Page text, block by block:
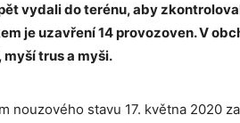
vydali do terénu, aby
je uzavření 14 provozoven. V
myší trus a myši.
nouzového stavu 17. května 2020